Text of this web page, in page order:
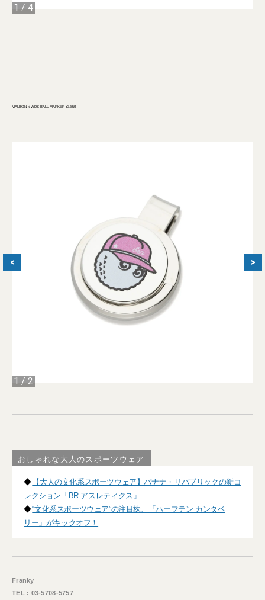
1 / 4
MALBON x WDS BALL MARKER ¥3,850
1 / 2
< >
おしゃれな大人のスポーツウェア
◆ 【大人の文化系スポーツウェア】バナナ・リパブリックの新コ
レクション「BR アスレティクス」
◆“文化系スポーツウェア”の注目株、「ハーフテン カンタベ
リー」がキックオフ！
Franky
TEL : 03-5708-5757